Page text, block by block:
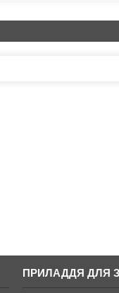
ПРИЛАДДЯ ДЛЯ